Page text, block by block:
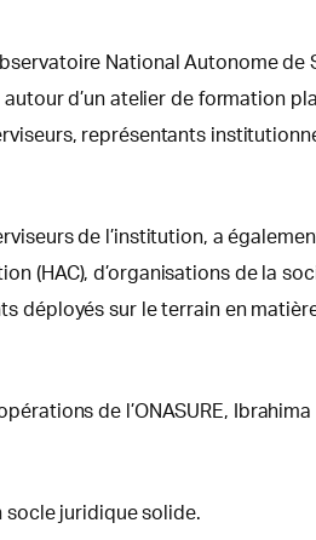
National Autonome de
d’un atelier de formation
représentants
de l’institution, a
(HAC), d’organisations de la
déployés sur le terrain en
de l’ONASURE,
socle juridique solide.